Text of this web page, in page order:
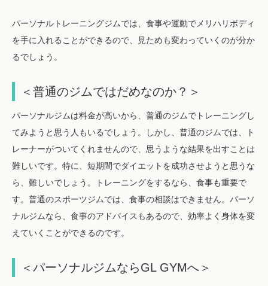
パーソナルトレーニングジムでは、食事や運動でメリハリボディ
を手に入れることができるので、見ためも変わっていくのが分か
るでしょう。
＜普通のジムではだめなのか？＞
パーソナルジムは料金が高いから、普通のジムでトレーニングし
てみようと思う人もいるでしょう。しかし、普通のジムでは、ト
レーナーがついてくれませんので、思うような結果を出すことは
難しいです。特に、短期間でダイエットを成功させようと思うな
ら、難しいでしょう。トレーニングをするなら、食事も重要で
す。普通のスポーツジムでは、食事の相談はできません。パーソ
ナルジムなら、食事のアドバイスもあるので、効率よく身体を変
えていくことができるのです。
＜パーソナルジムならGL GYMへ＞